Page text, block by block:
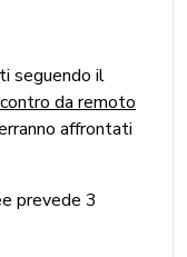
seguendo il
da remoto
affrontati
prevede 3